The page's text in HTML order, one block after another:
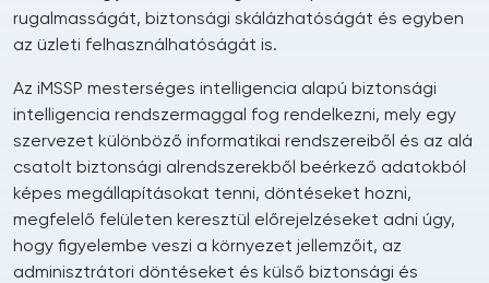
rugalmasságát, biztonsági skálázhatóságát és egyben
az üzleti felhasználhatóságát is.
Az iMSSP mesterséges intelligencia alapú biztonsági
intelligencia rendszermaggal fog rendelkezni, mely egy
szervezet különböző informatikai rendszereiből és az alá
csatolt biztonsági alrendszerekből beérkező adatokból
képes megállapításokat tenni, döntéseket hozni,
megfelelő felületen keresztül előrejelzéseket adni úgy,
hogy figyelembe veszi a környezet jellemzőit, az
adminisztrátori döntéseket és külső biztonsági és